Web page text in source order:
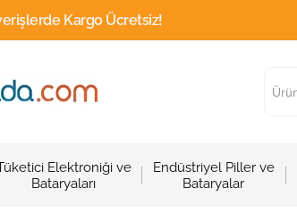
Kargo Ücretsiz!
Elektroniği ve
Bataryaları
Endüstriyel Piller ve
Bataryalar